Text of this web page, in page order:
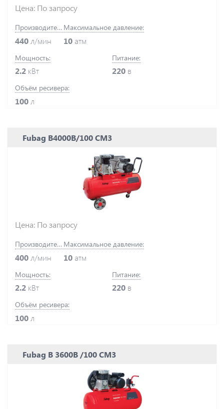
Цена: По запросу
Производительность:
440 л/мин
Максимальное давление:
10 атм
Мощность:
2.2 кВт
Питание:
220 в
Объём ресивера:
100 л
Fubag B4000B/100 СМ3
Цена: По запросу
Производительность:
400 л/мин
Максимальное давление:
10 атм
Мощность:
2.2 кВт
Питание:
220 в
Объём ресивера:
100 л
Fubag B 3600B /100 СМ3